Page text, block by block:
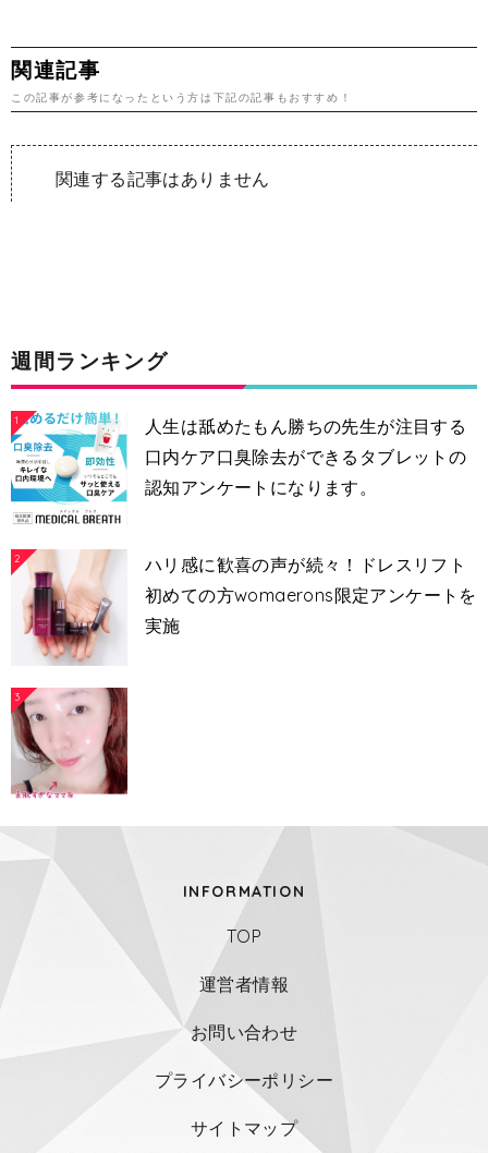
関連記事
この記事が参考になったという方は下記の記事もおすすめ！
関連する記事はありません
週間ランキング
1
人生は舐めたもん勝ちの先生が注目する
口内ケア口臭除去ができるタブレットの
認知アンケートになります。
2
ハリ感に歓喜の声が続々！ドレスリフト
初めての方womaerons限定アンケートを
実施
3
INFORMATION
TOP
運営者情報
お問い合わせ
プライバシーポリシー
サイトマップ